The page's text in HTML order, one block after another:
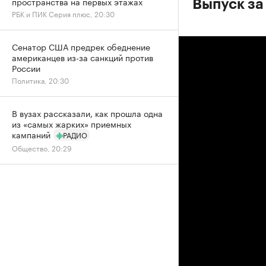
Выпуск
РБК и ПИК Серия плюс, 20:30
Сенатор США предрек обеднение
американцев из-за санкций против
России
Политика, 20:30
В вузах рассказали, как прошла одна
из «самых жарких» приемных
кампаний
РАДИО
Общество, 20:29